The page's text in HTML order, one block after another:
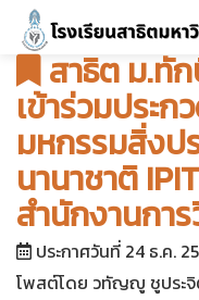
สาธิต ม.ทั
เข้าร่วมประ
มหกรรมสิ่งป
นานาชาติ
สำนักงานกา
ประกาศวันที่ 24 ธ.ค.
โพสต์โดย วทัญญู ชูประจิ